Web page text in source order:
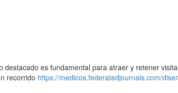
es fundamental para atraer y retener
recorrido https://medicos.federatedjournals.com/